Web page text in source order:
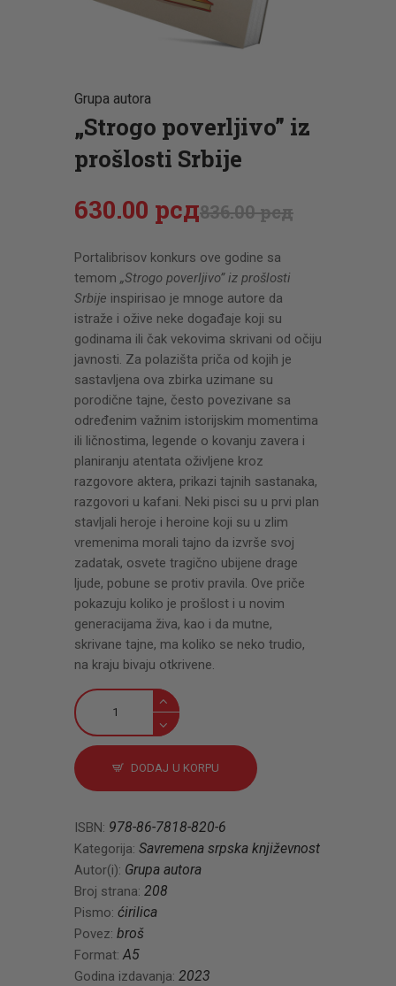
CENOVNIK
Grupa autora
„Strogo poverljivo” iz
prošlosti Srbije
836.00рсд
630.00 рсд
Portalibrisov konkurs ove godine sa
temom „Strogo poverljivo” iz prošlosti
Srbije inspirisao je mnoge autore da
istraže i ožive neke događaje koji su
godinama ili čak vekovima skrivani od očiju
javnosti. Za polazišta priča od kojih je
sastavljena ova zbirka uzimane su
porodične tajne, često povezivane sa
određenim važnim istorijskim momentima
ili ličnostima, legende o kovanju zavera i
planiranju atentata oživljene kroz
razgovore aktera, prikazi tajnih sastanaka,
razgovori u kafani. Neki pisci su u prvi plan
stav­ljali heroje i heroine koji su u zlim
vremenima morali tajno da izvrše svoj
zadatak, osvete tragično ubijene drage
ljude, pobune se protiv pravila. Ove priče
pokazuju koliko je prošlost i u novim
generacijama živa, kao i da mutne,
skrivane tajne, ma koliko se neko trudio,
na kraju bivaju otkrivene.
„Strogo
poverljivo”
prošlosti
Srbije
DODAJ U KORPU
ISBN: 978-86-7818-820-6
Kategorija: Savremena srpska književnost
Autor(i): Grupa autora
Broj strana: 208
Pismo: ćirilica
Povez: broš
Format:A5
Godina izdavanja: 2023